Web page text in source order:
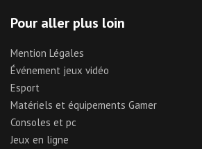
Pour aller plus loin
Mention Légales
Événement jeux vidéo
Esport
Matériels et équipements Gamer
Consoles et pc
Jeux en ligne